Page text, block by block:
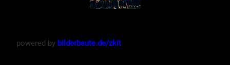
powered by bilderbeute.de/zkit